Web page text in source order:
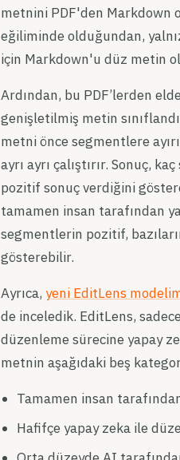
metnini PDF'den Markdown
eğiliminde olduğundan,
için Markdown'u düz metin
Ardından, bu PDF’lerden
genişletilmiş metin
metni önce segmentlere
ayrı ayrı çalıştırır. Sonuç,
pozitif sonuç verdiğini
tamamen insan tarafından
segmentlerin pozitif,
gösterebilir.
Ayrıca, yeni EditLens
de inceledik. EditLens,
düzenleme sürecine yapay
metnin aşağıdaki beş
Tamamen insan
Hafifçe yapay zeka ile